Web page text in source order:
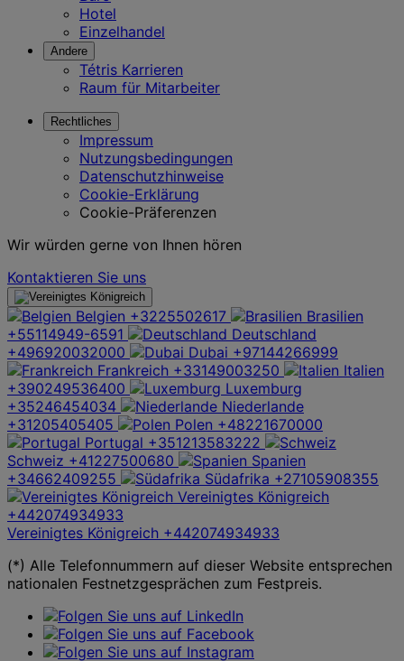
Hotel
Einzelhandel
Andere
Tétris Karrieren
Raum für Mitarbeiter
Rechtliches
Impressum
Nutzungsbedingungen
Datenschutzhinweise
Cookie-Erklärung
Cookie-Präferenzen
Wir würden gerne von Ihnen hören
Kontaktieren Sie uns
Belgien +3225502617
Brasilien
+55114949-6591
Deutschland
+496920032000
Dubai +97144266999
Frankreich +33149003250
Italien
+390249536400
Luxemburg
+35246454034
Niederlande
+31205405405
Polen +48221670000
Portugal +351213583222
Schweiz +41227500680
Spanien
+34662409255
Südafrika +27105908355
Vereinigtes Königreich
+442074934933
Vereinigtes Königreich +442074934933
(*) Alle Telefonnummern auf dieser Website entsprechen
nationalen Festnetzgesprächen zum Festpreis.